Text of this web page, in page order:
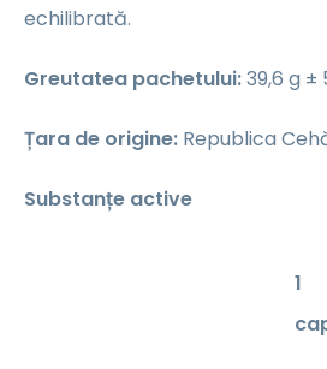
echilibrată.
Greutatea pachetului:39,6 g ±
Țara de origine: Republica
Substanțe active
1